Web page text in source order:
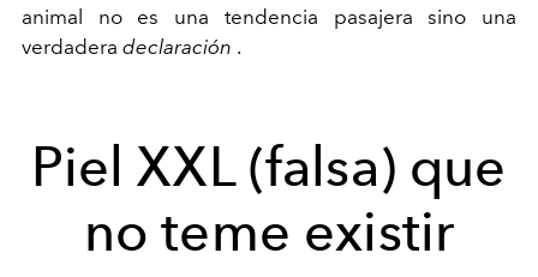
animal no es una tendencia pasajera sino una
verdadera declaración .
Piel XXL (falsa) que
no teme existir